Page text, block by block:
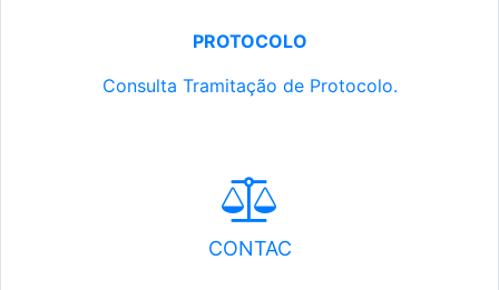
PROTOCOLO
Consulta Tramitação de Protocolo.
CONTAC